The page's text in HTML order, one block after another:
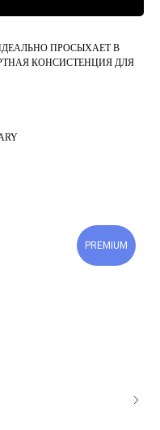
ПРОСЫХАЕТ В
КОНСИСТЕНЦИЯ ДЛЯ
PREMIUM